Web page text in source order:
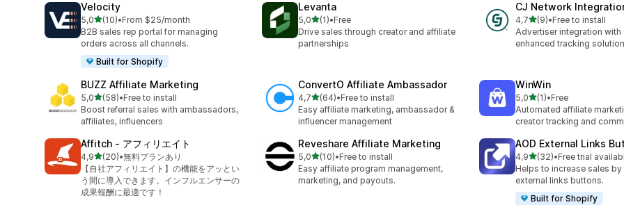
Velocity
5,0na 5 gwiazdek
(10)
Łączna liczba recenzji: 10
•From $25/month
B2B sales rep portal for managing
orders across all channels.
Built for Shopify
Levanta
5,0na 5 gwiazdek
(1)
Łączna liczba recenzji: 1
•Free
Drive sales through creator and affiliate
partnerships
CJ Network
4,7na 5 gwiazdek
(9)
Łączna liczba recenzji: 9
•Free to install
Advertiser integration with
enhanced tracking solution
BUZZ Affiliate Marketing
5,0na 5 gwiazdek
(58)
Łączna liczba recenzji: 58
•Free to install
Boost referral sales with ambassadors,
affiliates, influencers
ConvertO Affiliate Ambassador
4,7na 5 gwiazdek
(64)
Łączna liczba recenzji: 64
•Free to install
Easy affiliate marketing, ambassador &
influencer management
WinWin
5,0na 5 gwiazdek
(1)
Łączna liczba recenzji: 1
•Free
Automated affiliate
creator tracking and
Affitch ‑ アフィリエイト
4,9na 5 gwiazdek
(20)
Łączna liczba recenzji: 20
•無料プランあり
【自社アフィリエイト】の機能をアッとい
う間に導入できます。インフルエンサーの
成果報酬に最適です！
Reveshare Affiliate Marketing
5,0na 5 gwiazdek
(10)
Łączna liczba recenzji: 10
•Free to install
Easy affiliate program management,
marketing, and payouts.
AOD External Links
4,9na 5 gwiazdek
(32)
Łączna liczba recenzji: 32
•Free trial
Helps to increase sales
external links buttons.
Built for Shopify